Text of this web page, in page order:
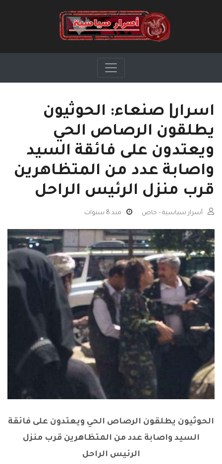
اسرار| صنعاء: الحوثيون
يطلقون الرصاص الحي
ويعتدون على فائقة السيد
واصابة عدد من المتظاهرين
قرب منزل الرئيس الراحل
أسرار سياسية - خاص منذ 8 سنوات
الحوثيون يطلقون الرصاص الحي ويعتدون على فائقة
السيد واصابة عدد من المتظاهرين قرب منزل
الرئيس الراحل